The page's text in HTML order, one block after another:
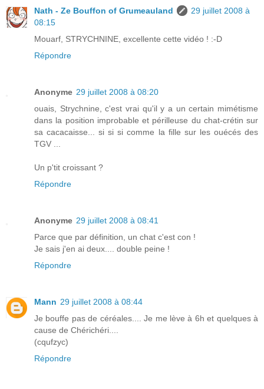
Nath - Ze Bouffon of Grumeauland
29 juillet 2008 à
08:15
Mouarf, STRYCHNINE, excellente cette vidéo ! :-D
Répondre
Anonyme 29 juillet 2008 à 08:20
ouais, Strychnine, c'est vrai qu'il y a un certain mimétisme
dans la position improbable et périlleuse du chat-crétin sur
sa cacacaisse... si si si comme la fille sur les ouécés des
TGV ...
Un p'tit croissant ?
Répondre
Anonyme 29 juillet 2008 à 08:41
Parce que par définition, un chat c'est con !
Je sais j'en ai deux.... double peine !
Répondre
Mann 29 juillet 2008 à 08:44
Je bouffe pas de céréales.... Je me lève à 6h et quelques à
cause de Chérichéri....
(cqufzyc)
Répondre